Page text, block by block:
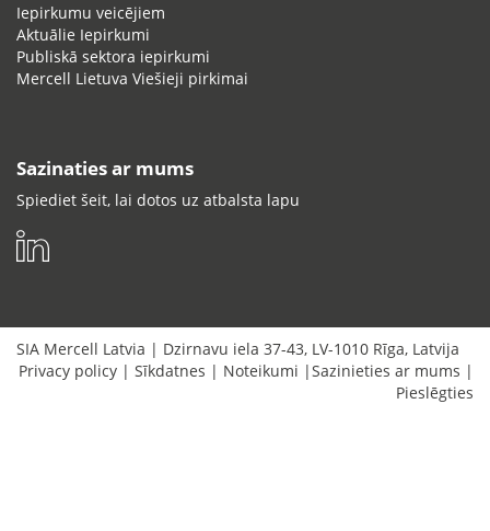
Iepirkumu veicējiem
Aktuālie Iepirkumi
Publiskā sektora iepirkumi
Mercell Lietuva Viešieji pirkimai
Sazinaties ar mums
Spiediet šeit, lai dotos uz atbalsta lapu
SIA Mercell Latvia | Dzirnavu iela 37-43, LV-1010 Rīga, Latvija
Privacy policy | Sīkdatnes | Noteikumi |Sazinieties ar mums |
Pieslēgties